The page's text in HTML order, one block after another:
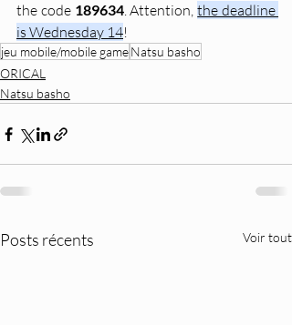
the code 189634. Attention, the deadline
is Wednesday 14!
jeu mobile/mobile gameNatsu basho
ORICAL
Natsu basho
Posts récents Voir tout